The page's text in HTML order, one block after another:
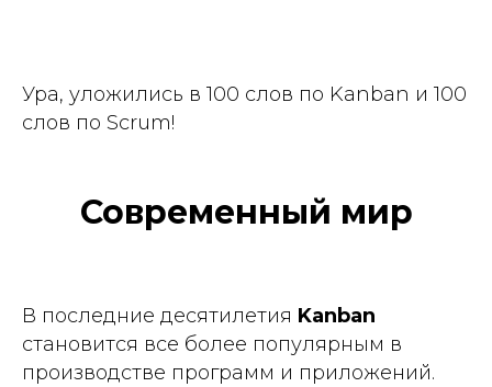
Ура, уложились в 100 слов по Kanban и 100
слов по Scrum!
Современный мир
В последние десятилетия Kanban
становится все более популярным в
производстве программ и приложений.